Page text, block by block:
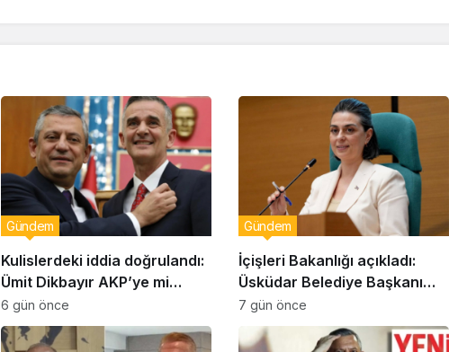
Kulislerdeki iddia doğrulandı:
Ümit Dikbayır AKP’ye mi
geçiyor!
Gündem
6 gün önce
İçişleri Bakanlığı açıkladı:
Üsküdar Belediye Başkanı
Sinem Dedetaş görevden
uzaklaştırıldı
Gündem
7 gün önce